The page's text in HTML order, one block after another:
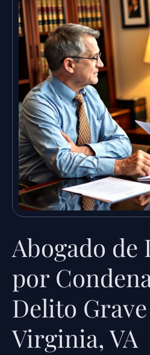
Abogado de
por
Delito
Virginia, VA